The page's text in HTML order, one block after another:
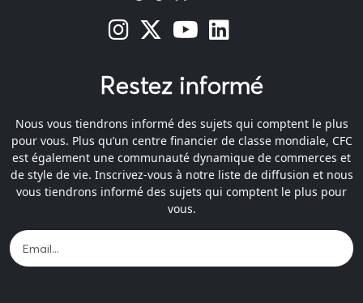
s s s
Restez informé
Nous vous tiendrons informé des sujets qui comptent le plus
pour vous. Plus qu’un centre financier de classe mondiale, CFC
est également une communauté dynamique de commerces et
de style de vie. Inscrivez-vous à notre liste de diffusion et nous
vous tiendrons informé des sujets qui comptent le plus pour
vous.